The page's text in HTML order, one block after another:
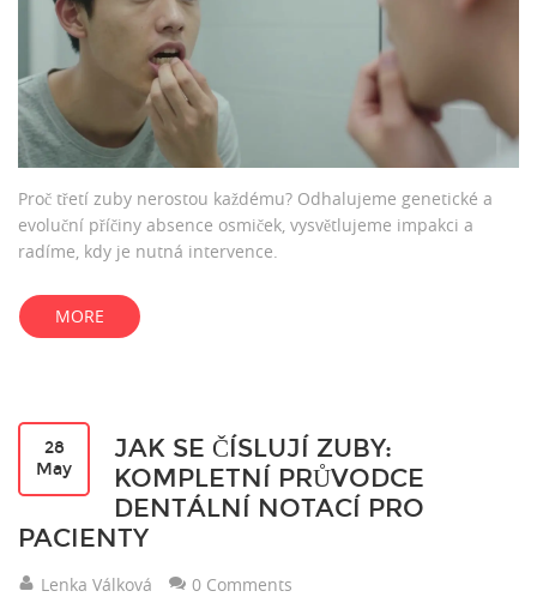
Proč třetí zuby nerostou každému? Odhalujeme genetické a
evoluční příčiny absence osmiček, vysvětlujeme impakci a
radíme, kdy je nutná intervence.
MORE
28
May
JAK SE ČÍSLUJÍ ZUBY:
KOMPLETNÍ PRŮVODCE
DENTÁLNÍ NOTACÍ PRO
PACIENTY
Lenka Válková 0 Comments